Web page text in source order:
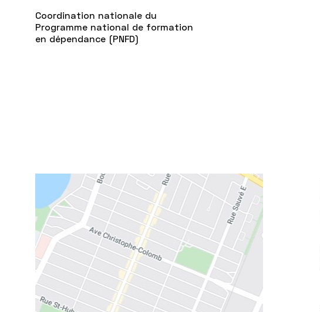
Coordination nationale du
Programme national de formation
en dépendance (PNFD)